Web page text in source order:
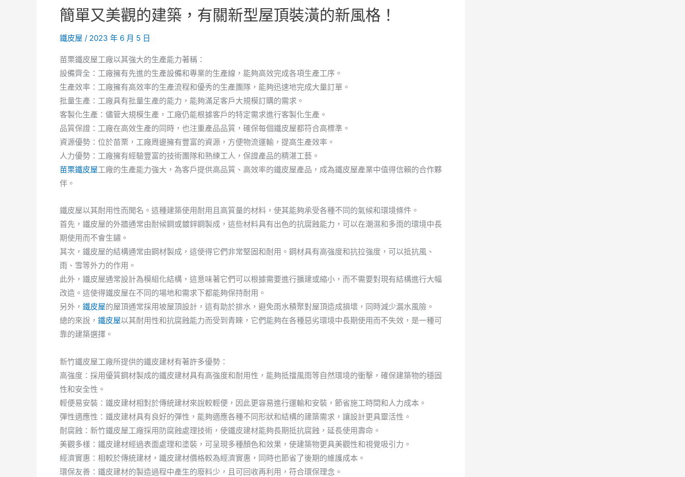
驗，
全
標
準！
園
區
適
用，
便
宜！
簡單又美觀的建築，有關新型屋頂裝潢的新風格！
鐵皮屋 / 2023 年 6 月 5 日
苗栗鐵皮屋工廠以其強大的生產能力著稱：
設備齊全：工廠擁有先進的生產設備和專業的生產線，能夠高效完成各項生產工序。
生產效率：工廠擁有高效率的生產流程和優秀的生產團隊，能夠迅速地完成大量訂單。
批量生產：工廠具有批量生產的能力，能夠滿足客戶大規模訂購的需求。
客製化生產：儘管大規模生產，工廠仍能根據客戶的特定需求進行客製化生產。
品質保證：工廠在高效生產的同時，也注重產品品質，確保每個鐵皮屋都符合高標準。
資源優勢：位於苗栗，工廠周邊擁有豐富的資源，方便物流運輸，提高生產效率。
人力優勢：工廠擁有經驗豐富的技術團隊和熟練工人，保證產品的精湛工藝。
苗栗鐵皮屋工廠的生產能力強大，為客戶提供高品質、高效率的鐵皮屋產品，成為鐵皮屋產業中值得信賴的合作夥
伴。
鐵皮屋以其耐用性而聞名。這種建築使用耐用且高質量的材料，使其能夠承受各種不同的氣候和環境條件。
首先，鐵皮屋的外牆通常由耐候鋼或鍍鋅鋼製成，這些材料具有出色的抗腐蝕能力，可以在潮濕和多雨的環境中長
期使用而不會生鏽。
其次，鐵皮屋的結構通常由鋼材製成，這使得它們非常堅固和耐用。鋼材具有高強度和抗拉強度，可以抵抗風、
雨、雪等外力的作用。
此外，鐵皮屋通常設計為模組化結構，這意味著它們可以根據需要進行擴建或縮小，而不需要對現有結構進行大幅
改造。這使得鐵皮屋在不同的場地和需求下都能夠保持耐用。
另外， 鐵皮屋的屋頂通常採用坡屋頂設計，這有助於排水，避免雨水積聚對屋頂造成損壞，同時減少漏水風險。
總的來說， 鐵皮屋以其耐用性和抗腐蝕能力而受到青睞，它們能夠在各種惡劣環境中長期使用而不失效，是一種可
靠的建築選擇。
新竹鐵皮屋工廠所提供的鐵皮建材有著許多優勢：
高強度：採用優質鋼材製成的鐵皮建材具有高強度和耐用性，能夠抵擋風雨等自然環境的衝擊，確保建築物的穩固
性和安全性。
輕便易安裝：鐵皮建材相對於傳統建材來說較輕便，因此更容易進行運輸和安裝，節省施工時間和人力成本。
彈性適應性：鐵皮建材具有良好的彈性，能夠適應各種不同形狀和結構的建築需求，讓設計更具靈活性。
耐腐蝕：新竹鐵皮屋工廠採用防腐蝕處理技術，使鐵皮建材能夠長期抵抗腐蝕，延長使用壽命。
美觀多樣：鐵皮建材經過表面處理和塗裝，可呈現多種顏色和效果，使建築物更具美觀性和視覺吸引力。
經濟實惠：相較於傳統建材，鐵皮建材價格較為經濟實惠，同時也節省了後期的維護成本。
環保友善：鐵皮建材的製造過程中產生的廢料少，且可回收再利用，符合環保理念。